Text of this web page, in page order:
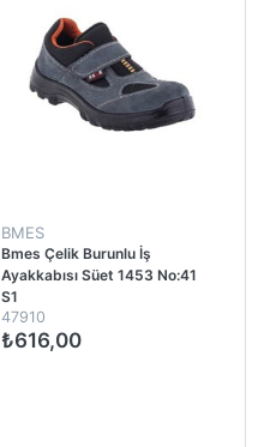
BMES
Bmes Çelik Burunlu İş
Ayakkabısı Süet 1453 No:41
S1
47910
₺616,00